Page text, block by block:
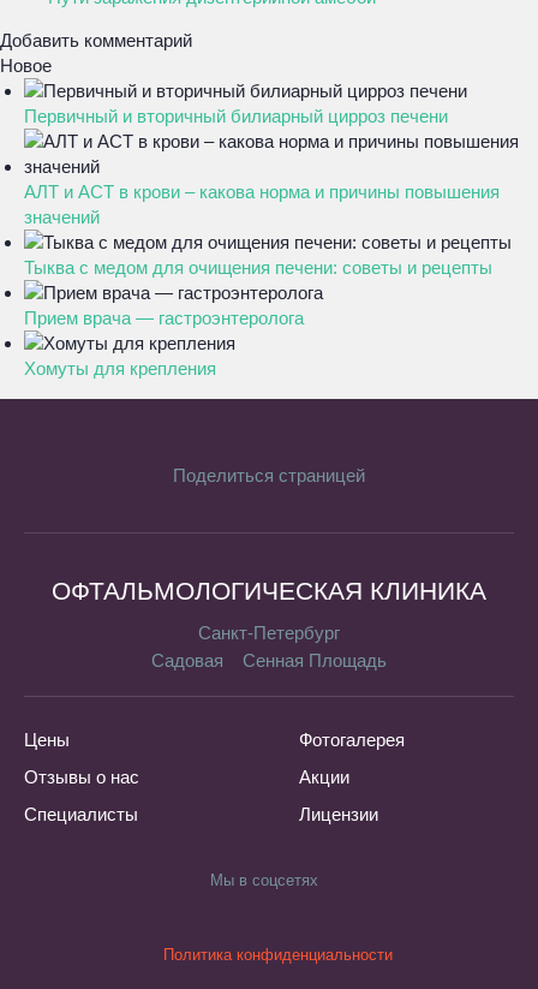
Добавить комментарий
Новое
Первичный и вторичный билиарный цирроз печени
АЛТ и АСТ в крови – какова норма и причины повышения
значений
Тыква с медом для очищения печени: советы и рецепты
Прием врача — гастроэнтеролога
Хомуты для крепления
Поделиться страницей
ОФТАЛЬМОЛОГИЧЕСКАЯ КЛИНИКА
Санкт-Петербург
Садовая
Сенная Площадь
Цены
Отзывы о нас
Специалисты
Фотогалерея
Акции
Лицензии
Мы в соцсетях
Политика конфиденциальности